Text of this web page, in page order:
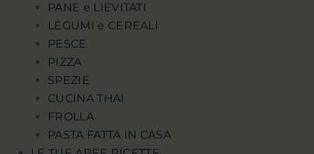
PANE e LIEVITATI
LEGUMI e CEREALI
PESCE
PIZZA
SPEZIE
CUCINA THAI
FROLLA
PASTA FATTA IN CASA